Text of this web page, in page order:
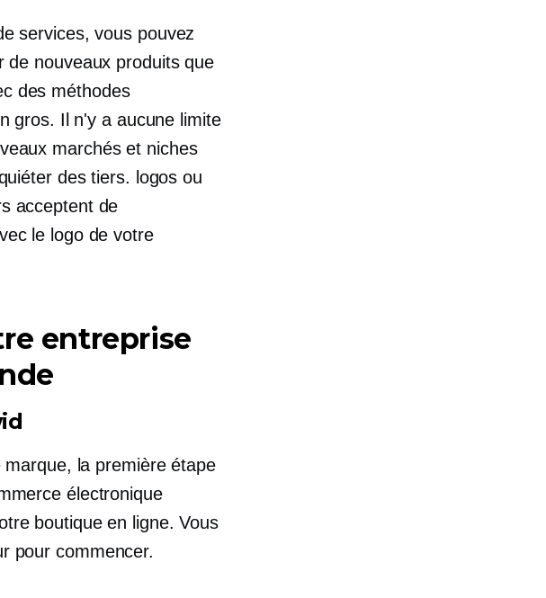
services, vous pouvez
de nouveaux produits que
des méthodes
gros. Il n'y a aucune limite
marchés et niches
des tiers. logos ou
acceptent de
le logo de votre
entreprise
la première étape
électronique
boutique en ligne. Vous
pour commencer.